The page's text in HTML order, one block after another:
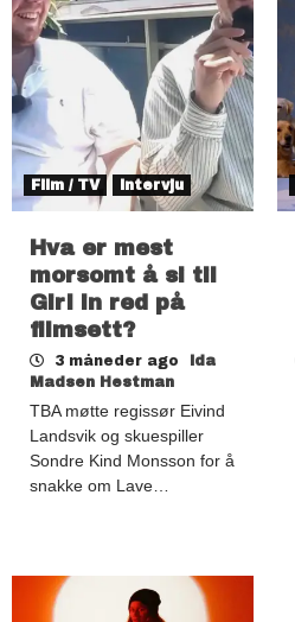
Film / TV Intervju
Hva er mest
morsomt å si til
Girl in red på
filmsett?
3 måneder ago
Ida
Madsen Hestman
TBA møtte regissør Eivind
Landsvik og skuespiller
Sondre Kind Monsson for å
snakke om Lave…